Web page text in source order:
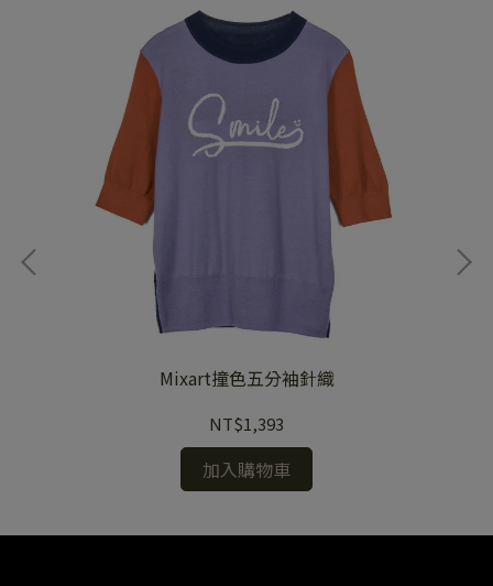
Mixart撞色五分袖針織
NT$1,393
加入購物車